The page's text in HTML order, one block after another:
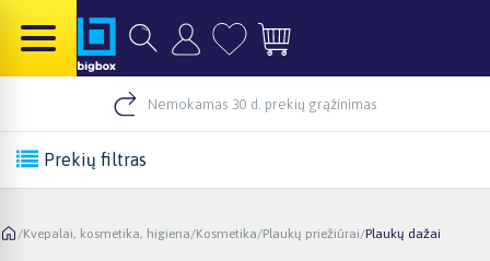
Nemokamas 30 d. prekių grąžinimas
Prekių filtras
/Kvepalai, kosmetika, higiena/Kosmetika/Plaukų priežiūrai/Plaukų dažai